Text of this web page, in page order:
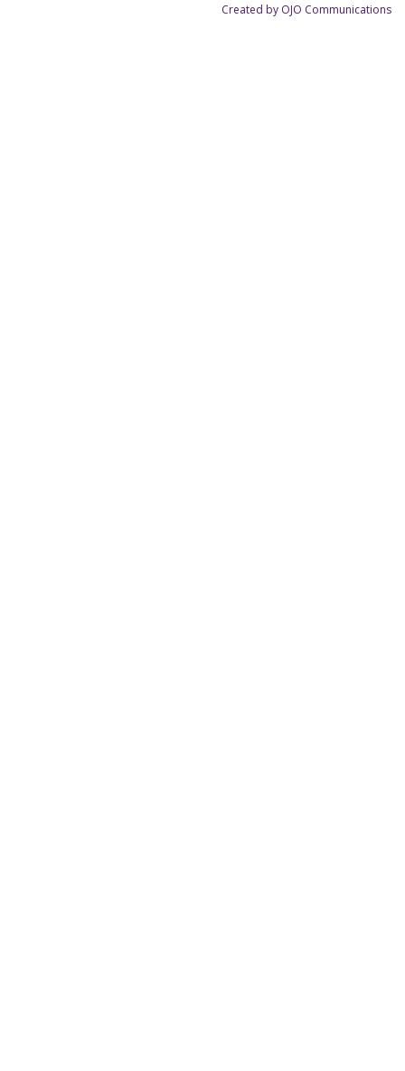
Created by OJO Communications